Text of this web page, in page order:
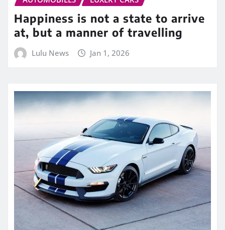
Happiness is not a state to arrive
at, but a manner of travelling
Lulu News Jan 1, 2026